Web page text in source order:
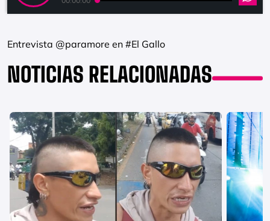
Entrevista @paramore en #El Gallo
NOTICIAS RELACIONADAS